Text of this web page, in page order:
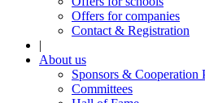
Offers for companies
Contact & Registration
|
About us
Sponsors & Cooperation
Committees